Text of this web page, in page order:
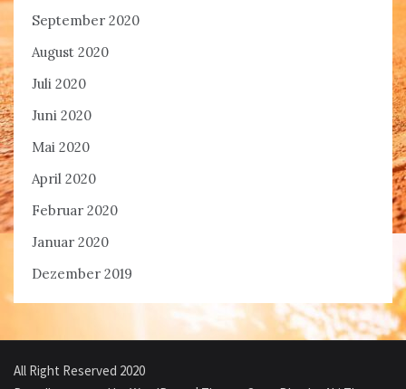
September 2020
August 2020
Juli 2020
Juni 2020
Mai 2020
April 2020
Februar 2020
Januar 2020
Dezember 2019
All Right Reserved 2020